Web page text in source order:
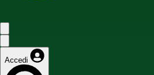
Accedi